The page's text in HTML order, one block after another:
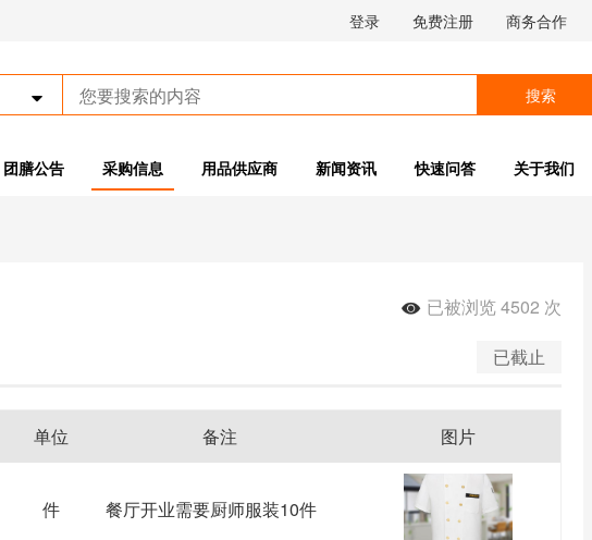
登录 免费注册 商务合作
 搜索
团膳公告 采购信息 用品供应商 新闻资讯 快速问答 关于我们
 已被浏览4502 次
已截止
单位 备注 图片
件 餐厅开业需要厨师服装10件